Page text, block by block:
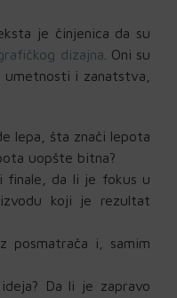
je činjenica da su
dizajna . Oni su
i zanatstva,
lepa, šta znači lepota
uopšte bitna?
finale, da li je fokus u
koji je rezultat
posmatrača i, samim
Da li je zapravo